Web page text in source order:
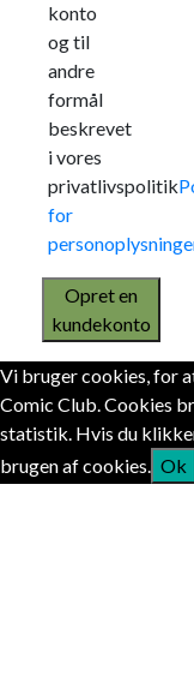
konto
og til
andre
formål
beskrevet
i vores
privatlivspolitik
for
Opret en
kundekonto
Vi bruger cookies, for
Comic Club. Cookies
statistik. Hvis du
brugen af cookies. Ok